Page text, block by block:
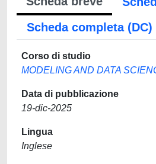
Scheda completa (DC)
Corso di studio
MODELING AND DATA
Data di pubblicazione
19-dic-2025
Lingua
Inglese